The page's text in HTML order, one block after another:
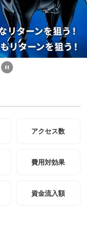
アクセス数
費用対効果
資金流入額